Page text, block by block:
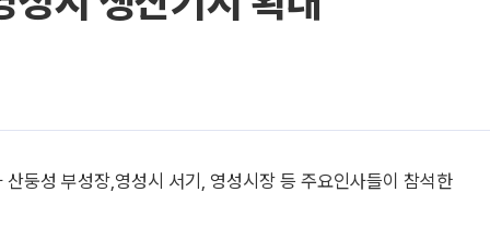
둥성 부성장,영성시 서기, 영성시장 등 주요인사들이 참석한